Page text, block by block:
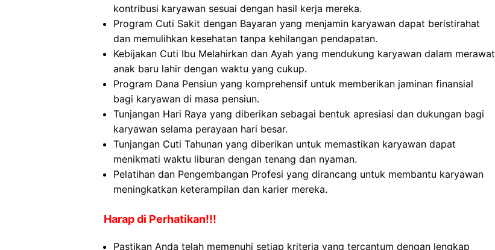
kontribusi karyawan sesuai dengan hasil kerja mereka.
Program Cuti Sakit dengan Bayaran yang menjamin karyawan dapat beristirahat
dan memulihkan kesehatan tanpa kehilangan pendapatan.
Kebijakan Cuti Ibu Melahirkan dan Ayah yang mendukung karyawan dalam merawat
anak baru lahir dengan waktu yang cukup.
Program Dana Pensiun yang komprehensif untuk memberikan jaminan finansial
bagi karyawan di masa pensiun.
Tunjangan Hari Raya yang diberikan sebagai bentuk apresiasi dan dukungan bagi
karyawan selama perayaan hari besar.
Tunjangan Cuti Tahunan yang diberikan untuk memastikan karyawan dapat
menikmati waktu liburan dengan tenang dan nyaman.
Pelatihan dan Pengembangan Profesi yang dirancang untuk membantu karyawan
meningkatkan keterampilan dan karier mereka.
Harap di Perhatikan!!!
Pastikan Anda telah memenuhi setiap kriteria yang tercantum dengan lengkap